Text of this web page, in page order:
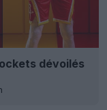
dévoilés